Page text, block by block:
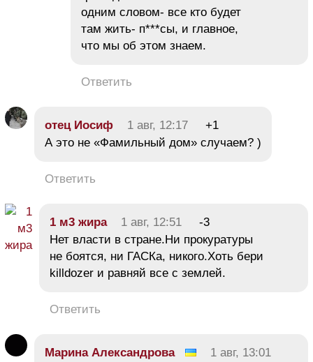
одним словом- все кто будет
там жить- п***сы, и главное,
что мы об этом знаем.
Ответить
отец Иосиф 1 авг, 12:17
+1
А это не «Фамильный дом» случаем? )
Ответить
1 м3 жира 1 авг, 12:51
-3
Нет власти в стране.Ни прокуратуры
не боятся, ни ГАСКа, никого.Хоть бери
killdozer и равняй все с землей.
Ответить
Марина Александрова
1 авг, 13:01